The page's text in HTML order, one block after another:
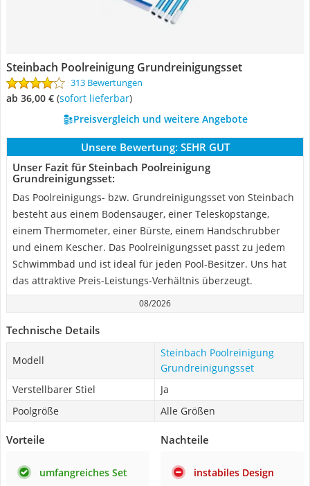
Steinbach Poolreinigung Grundreinigungsset
313 Bewertungen
ab 36,00 € ( Sofort lieferbar)
Preisvergleich und weitere Angebote
Unsere Bewertung: SEHR GUT
Unser Fazit für Steinbach Poolreinigung
Grundreinigungsset:
Das Poolreinigungs- bzw. Grundreinigungsset von Steinbach
besteht aus einem Bodensauger, einer Teleskopstange,
einem Thermometer, einer Bürste, einem Handschrubber
und einem Kescher. Das Poolreinigungsset passt zu jedem
Schwimmbad und ist ideal für jeden Pool-Besitzer. Uns hat
das attraktive Preis-Leistungs-Verhältnis überzeugt.
08/2026
Technische Details
Modell
Steinbach Poolreinigung
Grundreinigungsset
Verstellbarer Stiel
Ja
Poolgröße
Alle Größen
Vorteile
umfangreiches Set
Nachteile
instabiles Design